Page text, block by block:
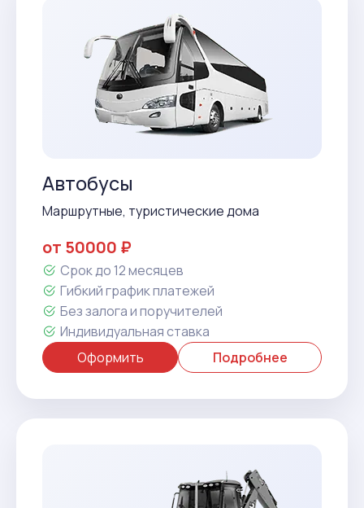
Автобусы
Маршрутные, туристические дома
от 50000 ₽
Срок до 12 месяцев
Гибкий график платежей
Без залога и поручителей
Индивидуальная ставка
Оформить
Подробнее